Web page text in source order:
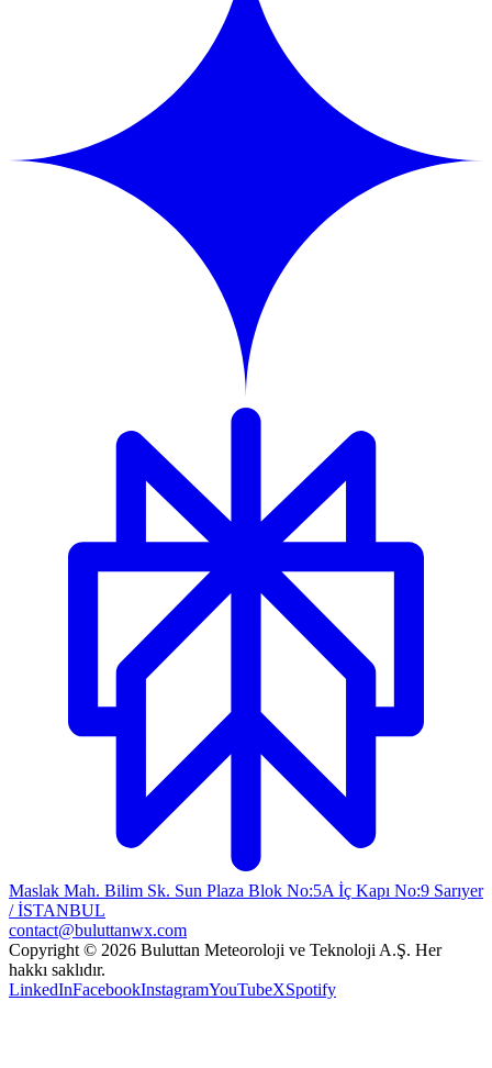
Maslak Mah. Bilim Sk. Sun Plaza Blok No:5A İç Kapı No:9 Sarıyer
/ İSTANBUL
contact@buluttanwx.com
Copyright © 2026 Buluttan Meteoroloji ve Teknoloji A.Ş. Her
hakkı saklıdır.
LinkedInFacebookInstagramYouTubeXSpotify